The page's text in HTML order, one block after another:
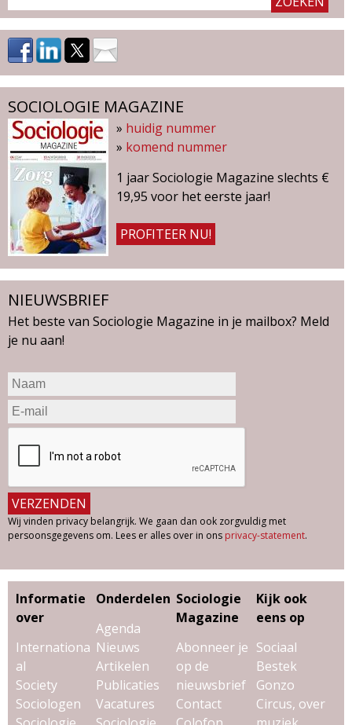
SOCIOLOGIE MAGAZINE
» huidig nummer
» komend nummer
1 jaar Sociologie Magazine slechts €
19,95 voor het eerste jaar!
PROFITEER NU!
NIEUWSBRIEF
Het beste van Sociologie Magazine in je mailbox? Meld
je nu aan!
Wij vinden privacy belangrijk. We gaan dan ook zorgvuldig met
persoonsgegevens om. Lees er alles over in ons privacy-statement.
Informatie
over
Internationa
al
Society
Sociologen
Onderdelen
Agenda
Nieuws
Artikelen
Publicaties
Vacatures
Sociologie
Magazine
Abonneer je
op de
nieuwsbrief
Contact
Kijk ook
eens op
Sociaal
Bestek
Gonzo
Circus, over